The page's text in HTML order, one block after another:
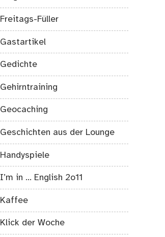
Freitags-Füller
Gastartikel
Gedichte
Gehirntraining
Geocaching
Geschichten aus der Lounge
Handyspiele
I’m in … English 2o11
Kaffee
Klick der Woche